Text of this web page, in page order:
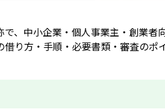
、中小企業・個人事業主・創業
り方・手順・必要書類・審査のポ